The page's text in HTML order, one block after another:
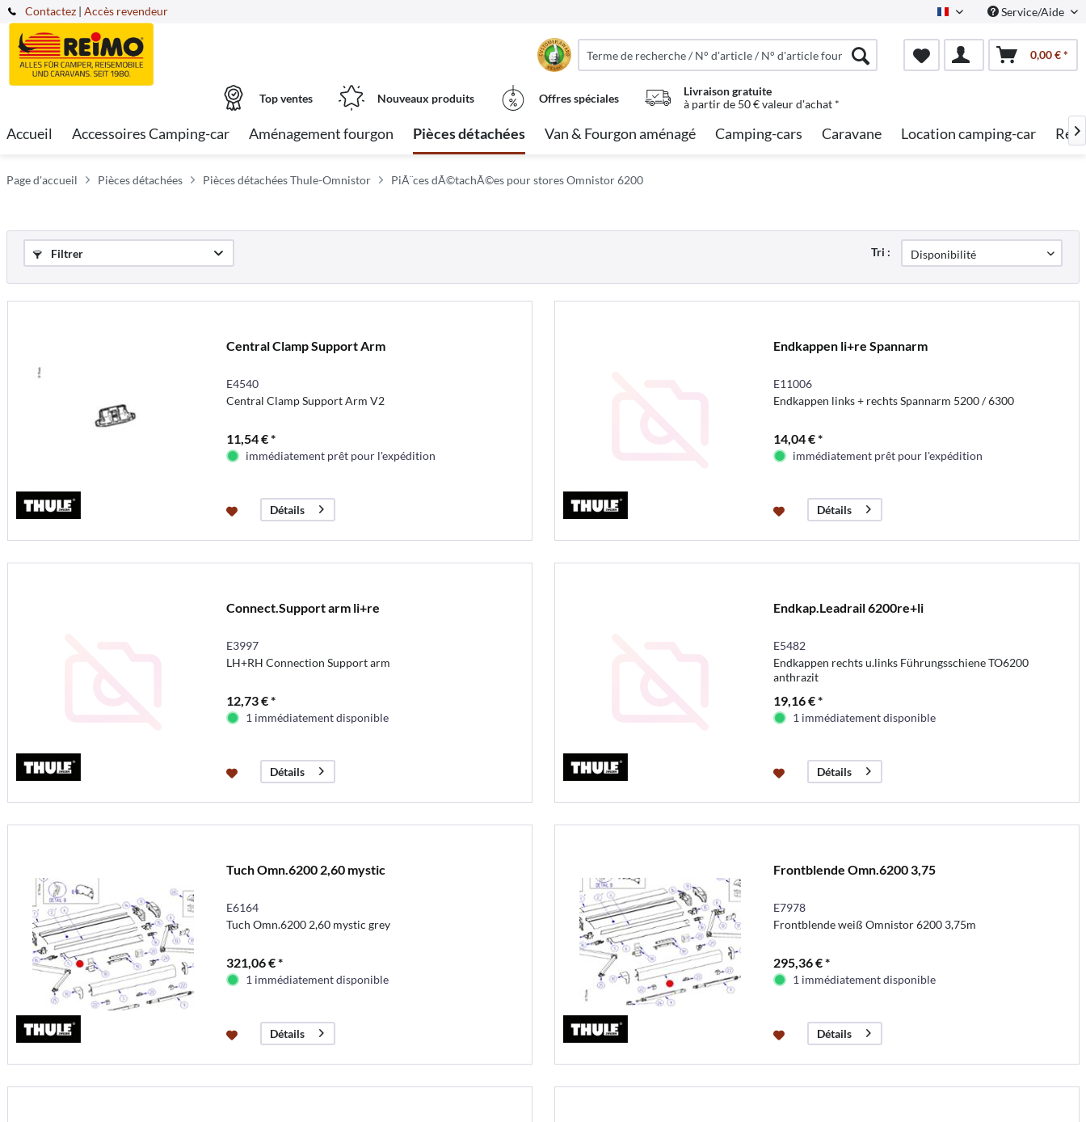
Contactez French Service/Aide
| Accès revendeur
0,00 € *
Top ventes Nouveaux produits Offres spéciales
Livraison gratuite
à partir de 50 € valeur d'achat *
Accueil Accessoires Camping-car Aménagement fourgon Pièces détachées Van & Fourgon aménagé Camping-cars Caravane Location camping-car 
Page d'accueil Pièces détachées Pièces détachées Thule-Omnistor PiÃ¨ces dÃ©tachÃ©es pour stores Omnistor 6200
Filtrer Tri :
Central Clamp Support Arm
E4540
Central Clamp Support Arm V2
11,54 € *
immédiatement prêt pour l'expédition
Détails
Endkappen li+re Spannarm
E11006
Endkappen links + rechts Spannarm 5200 / 6300
14,04 € *
immédiatement prêt pour l'expédition
Détails
Connect.Support arm li+re
E3997
LH+RH Connection Support arm
12,73 € *
1 immédiatement disponible
Détails
Endkap.Leadrail 6200re+li
E5482
Endkappen rechts u.links Führungsschiene TO6200
anthrazit
19,16 € *
1 immédiatement disponible
Détails
Tuch Omn.6200 2,60 mystic
E6164
Tuch Omn.6200 2,60 mystic grey
321,06 € *
1 immédiatement disponible
Détails
Frontblende Omn.6200 3,75
E7978
Frontblende weiß Omnistor 6200 3,75m
295,36 € *
1 immédiatement disponible
Détails